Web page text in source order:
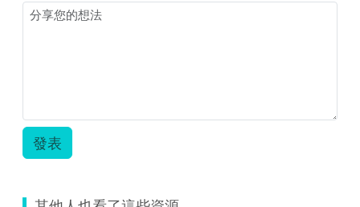
課
單.pdf
發表